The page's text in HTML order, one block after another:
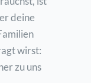
deine
wirst:
zu uns